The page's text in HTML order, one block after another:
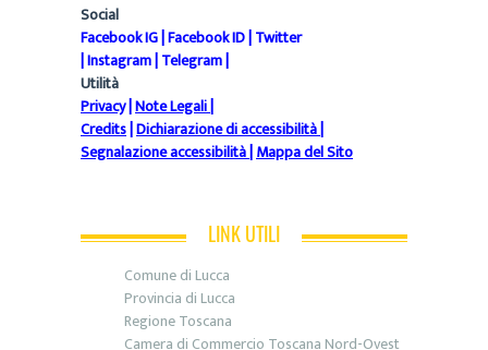
Social
Facebook IG|Facebook ID|Twitter
|Instagram|Telegram|
Utilità
Privacy|Note Legali|
Credits|Dichiarazione di accessibilità|
Segnalazione accessibilità|Mappa del Sito
LINK UTILI
Comune di Lucca
Provincia di Lucca
Regione Toscana
Camera di Commercio Toscana Nord-Ovest